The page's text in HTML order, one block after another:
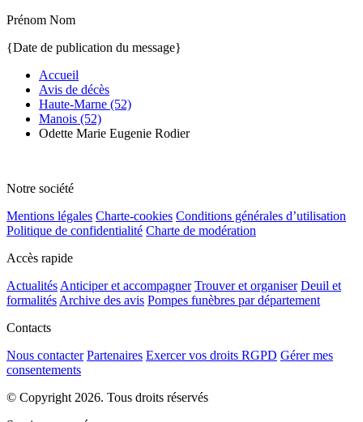
Prénom Nom
{Date de publication du message}
Accueil
Avis de décès
Haute-Marne (52)
Manois (52)
Odette Marie Eugenie Rodier
Notre société
Mentions légales Charte-cookies Conditions générales d’utilisation
Politique de confidentialité Charte de modération
Accès rapide
Actualités Anticiper et accompagner Trouver et organiser Deuil et
formalités Archive des avis Pompes funèbres par département
Contacts
Nous contacter Partenaires Exercer vos droits RGPD Gérer mes
consentements
© Copyright 2026. Tous droits réservés